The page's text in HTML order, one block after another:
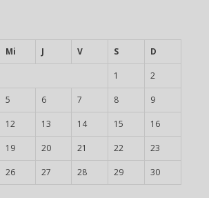
Mi J V S D
1 2
5 6 7 8 9
12 13 14 15 16
19 20 21 22 23
26 27 28 29 30